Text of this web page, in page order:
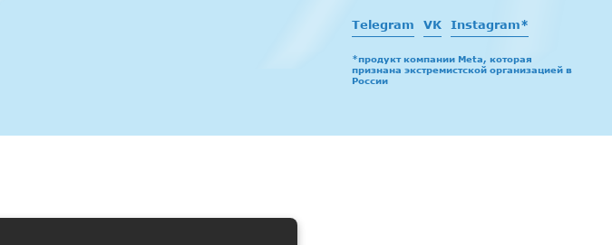
Telegram VK Instagram*
*продукт компании Meta, которая
признана экстремистской организацией в
России